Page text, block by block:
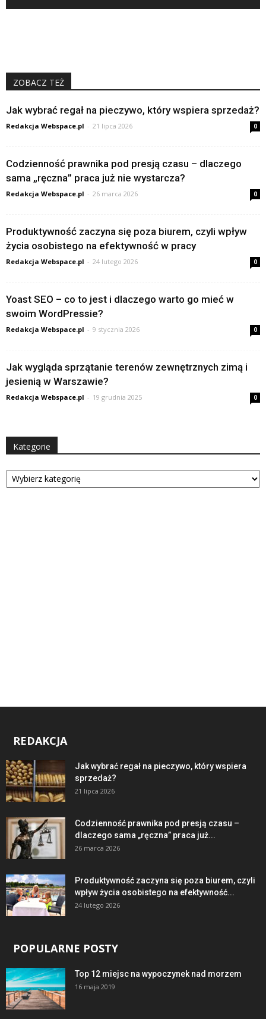
ZOBACZ TEŻ
Jak wybrać regał na pieczywo, który wspiera sprzedaż?
Redakcja Webspace.pl - 21 lipca 2026 0
Codzienność prawnika pod presją czasu – dlaczego
sama „ręczna” praca już nie wystarcza?
Redakcja Webspace.pl - 26 marca 2026 0
Produktywność zaczyna się poza biurem, czyli wpływ
życia osobistego na efektywność w pracy
Redakcja Webspace.pl - 24 lutego 2026 0
Yoast SEO – co to jest i dlaczego warto go mieć w
swoim WordPressie?
Redakcja Webspace.pl - 9 stycznia 2026 0
Jak wygląda sprzątanie terenów zewnętrznych zimą i
jesienią w Warszawie?
Redakcja Webspace.pl - 19 grudnia 2025 0
Kategorie
Kategorie
REDAKCJA
Jak wybrać regał na pieczywo, który wspiera
sprzedaż?
21 lipca 2026
Codzienność prawnika pod presją czasu –
dlaczego sama „ręczna” praca już...
26 marca 2026
Produktywność zaczyna się poza biurem, czyli
wpływ życia osobistego na efektywność...
24 lutego 2026
POPULARNE POSTY
Top 12 miejsc na wypoczynek nad morzem
16 maja 2019